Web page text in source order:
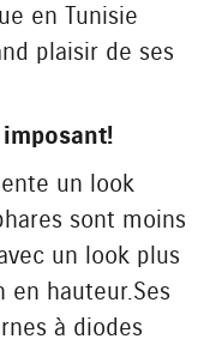
en Tunisie
plaisir de ses
!
un look
sont moins
un look plus
hauteur. Ses
à diodes